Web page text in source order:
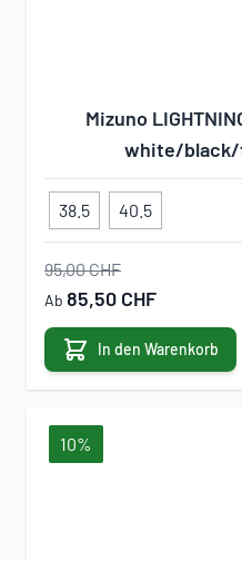
Mizuno
white/black/
38.5 40.5
95,00 CHF
Ab 85,50 CHF
In den Warenkorb
10%